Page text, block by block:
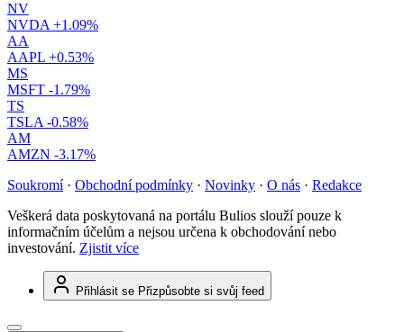
NV
NVDA +1.09%
AA
AAPL +0.53%
MS
MSFT -1.79%
TS
TSLA -0.58%
AM
AMZN -3.17%
Soukromí · Obchodní podmínky · Novinky · O nás · Redakce
Veškerá data poskytovaná na portálu Bulios slouží pouze k
informačním účelům a nejsou určena k obchodování nebo
investování. Zjistit více
Přihlásit se Přizpůsobte si svůj feed